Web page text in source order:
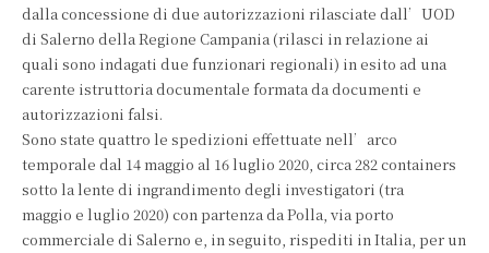
dalla concessione di due autorizzazioni rilasciate dall’UOD
di Salerno della Regione Campania (rilasci in relazione ai
quali sono indagati due funzionari regionali) in esito ad una
carente istruttoria documentale formata da documenti e
autorizzazioni falsi.
Sono state quattro le spedizioni effettuate nell’arco
temporale dal 14 maggio al 16 luglio 2020, circa 282 containers
sotto la lente di ingrandimento degli investigatori (tra
maggio e luglio 2020) con partenza da Polla, via porto
commerciale di Salerno e, in seguito, rispediti in Italia, per un